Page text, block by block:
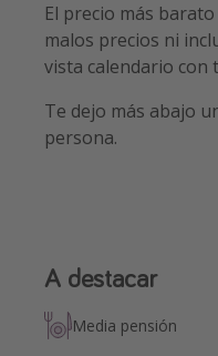
El precio más
malos precios ni
vista calendario con
Te dejo más abajo
persona.
A destacar
Media pensión